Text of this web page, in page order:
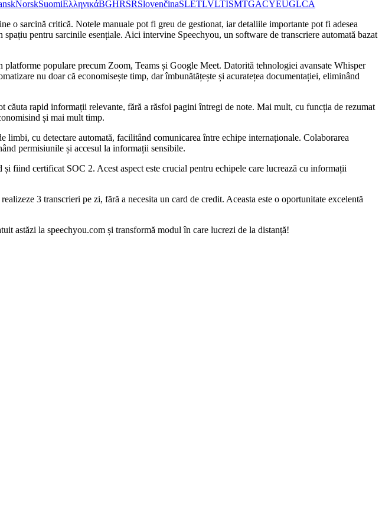
NorskSuomiΕλληνικάBGHRSRSlovenčinaSLETLVLTISMTGACYEUGLCA
o sarcină critică. Notele manuale pot fi greu de gestionat, iar detaliile importante pot fi adesea
pentru sarcinile esențiale. Aici intervine Speechyou, un software de transcriere automată bazat
populare precum Zoom, Teams și Google Meet. Datorită tehnologiei avansate Whisper
nu doar că economisește timp, dar îmbunătățește și acuratețea documentației, eliminând
căuta rapid informații relevante, fără a răsfoi pagini întregi de note. Mai mult, cu funcția de rezumat
și mai mult timp.
cu detectare automată, facilitând comunicarea între echipe internaționale. Colaborarea
permisiunile și accesul la informații sensibile.
fiind certificat SOC 2. Acest aspect este crucial pentru echipele care lucrează cu informații
3 transcrieri pe zi, fără a necesita un card de credit. Aceasta este o oportunitate excelentă
astăzi la speechyou.com și transformă modul în care lucrezi de la distanță!